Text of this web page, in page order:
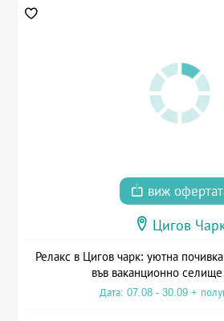
виж
Цигов
Релакс в Цигов чарк: уютна
във ваканционно
Дата: 07.08 - 30.09 +